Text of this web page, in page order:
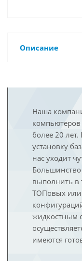
Описание
Наша
более 20 лет.
установку
нас уходит
выполнить в
ТОПовых или
жидкостным
имеются